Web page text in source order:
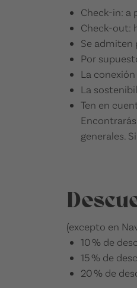
Check-in: a
Check-out:
Se admiten
Por
La
La
Ten en
generales.
(excepto en
10 % de
15 % de
20 % de